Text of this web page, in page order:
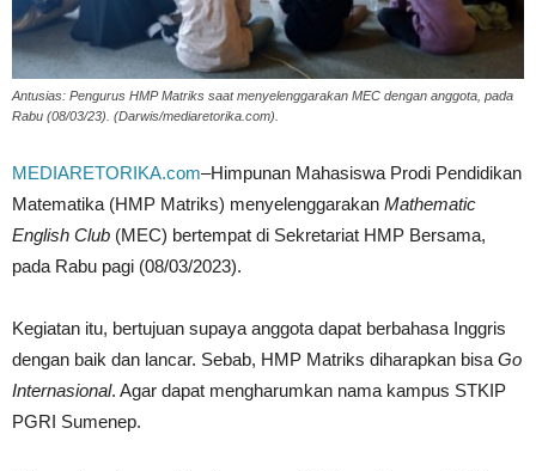
Antusias: Pengurus HMP Matriks saat menyelenggarakan MEC dengan anggota, pada
Rabu (08/03/23). (Darwis/mediaretorika.com).
MEDIARETORIKA.com–Himpunan Mahasiswa Prodi Pendidikan
Matematika (HMP Matriks) menyelenggarakan Mathematic
English Club (MEC) bertempat di Sekretariat HMP Bersama,
pada Rabu pagi (08/03/2023).
Kegiatan itu, bertujuan supaya anggota dapat berbahasa Inggris
dengan baik dan lancar. Sebab, HMP Matriks diharapkan bisa Go
Internasional. Agar dapat mengharumkan nama kampus STKIP
PGRI Sumenep.